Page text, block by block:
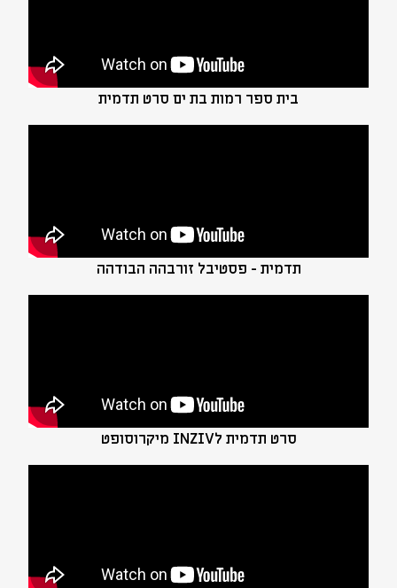
בית ספר רמות בת ים סרט תדמית
תדמית - פסטיבל זורבהה הבודהה
סרט תדמית לINZIV מיקרוסופט